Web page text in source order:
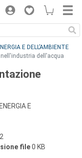
E DELL’AMBIENTE
dell'acqua
E
file0 KB